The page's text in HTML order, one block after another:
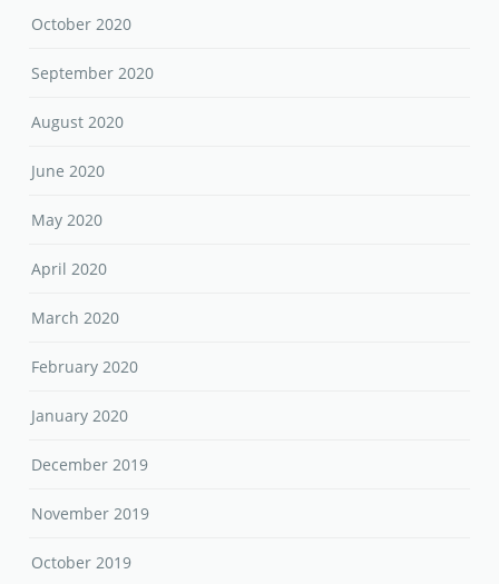
October 2020
September 2020
August 2020
June 2020
May 2020
April 2020
March 2020
February 2020
January 2020
December 2019
November 2019
October 2019